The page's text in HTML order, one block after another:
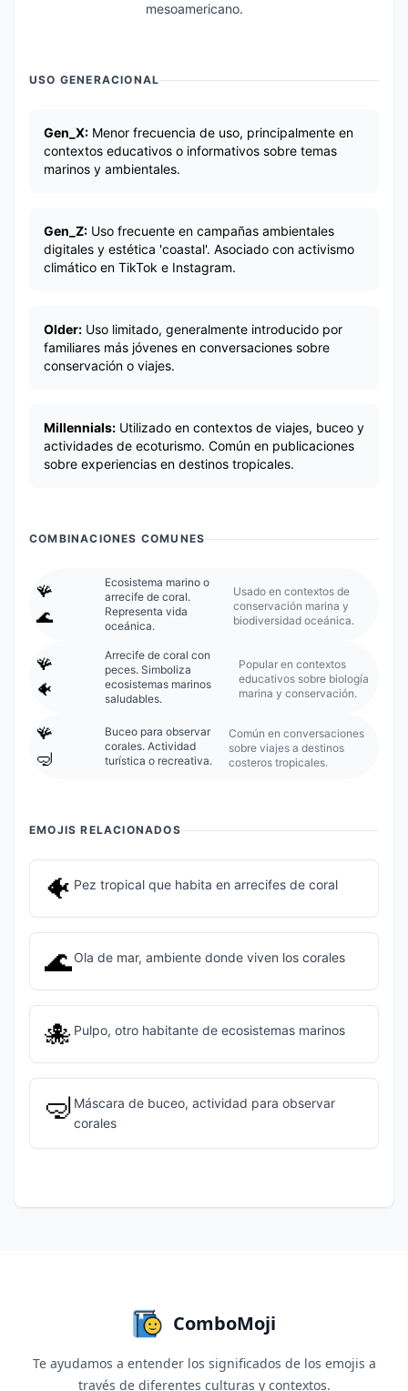
mesoamericano.
USO GENERACIONAL
Gen_X: Menor frecuencia de uso, principalmente en
contextos educativos o informativos sobre temas
marinos y ambientales.
Gen_Z: Uso frecuente en campañas ambientales
digitales y estética 'coastal'. Asociado con activismo
climático en TikTok e Instagram.
Older: Uso limitado, generalmente introducido por
familiares más jóvenes en conversaciones sobre
conservación o viajes.
Millennials: Utilizado en contextos de viajes, buceo y
actividades de ecoturismo. Común en publicaciones
sobre experiencias en destinos tropicales.
COMBINACIONES COMUNES
🪸
🌊
Ecosistema marino o
arrecife de coral.
Representa vida
oceánica.
Usado en contextos de
conservación marina y
biodiversidad oceánica.
🪸
🐠
Arrecife de coral con
peces. Simboliza
ecosistemas marinos
saludables.
Popular en contextos
educativos sobre biología
marina y conservación.
🪸
🤿
Buceo para observar
corales. Actividad
turística o recreativa.
Común en conversaciones
sobre viajes a destinos
costeros tropicales.
EMOJIS RELACIONADOS
🐠 Pez tropical que habita en arrecifes de coral
🌊Ola de mar, ambiente donde viven los corales
🐙 Pulpo, otro habitante de ecosistemas marinos
🤿 Máscara de buceo, actividad para observar
corales
ComboMoji
Te ayudamos a entender los significados de los emojis a
través de diferentes culturas y contextos.